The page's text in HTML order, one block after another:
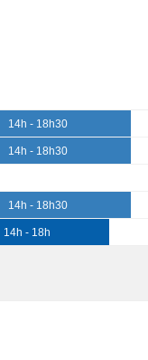
14h - 18h30
14h - 18h30
14h - 18h30
14h - 18h